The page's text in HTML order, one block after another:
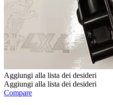
Aggiungi alla lista dei desideri
Aggiungi alla lista dei desideri
Compare